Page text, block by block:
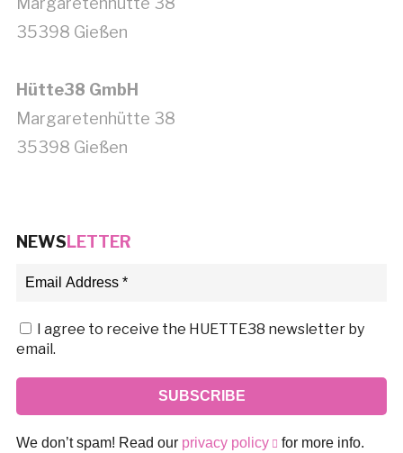
35398 Gießen
Hütte38 GmbH
Margaretenhütte 38
35398 Gießen
NEWSLETTER
I agree to receive the HUETTE38 newsletter by
email.
We don’t spam! Read our privacy policy for more info.